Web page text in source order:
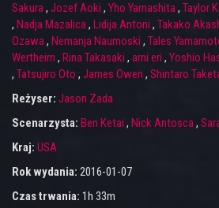
Sakura, Jozef Aoki , Yho Yamashita, Taylor
, Nadja Mazalica, Lidija Antoni , Takako
Ozawa, Nemanja Naumoski , Tales
Wertheim , Rina Takasaki , arni eri , Yoshio
, Tatsujiro Oto , James Owen , Shintaro
Reżyser: Jason Zada
Scenarzysta: Ben Ketai , Nick Antosca,
Kraj: USA
Rok wydania: 2016-01-07
Czas trwania: 1h 33m